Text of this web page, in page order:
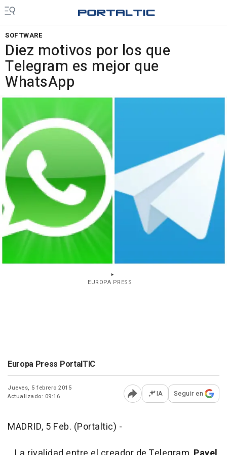
SOFTWARE
Diez motivos por los que
Telegram es mejor que
WhatsApp
EUROPA PRESS
Europa Press PortalTIC
Jueves, 5 febrero 2015
Actualizado: 09:16
Abrir opciones para
IA Seguir en
MADRID, 5 Feb. (Portaltic) -